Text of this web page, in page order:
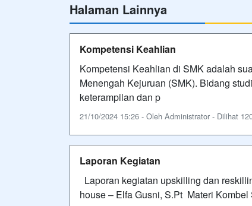
Halaman Lainnya
Kompetensi Keahlian
Kompetensi Keahlian di SMK adalah
Menengah Kejuruan (SMK). Bidang
keterampilan dan p
21/10/2024 15:26 - Oleh Administrator - Dilihat
Laporan Kegiatan
Laporan kegiatan upskilling dan
house – Elfa Gusni, S.Pt Materi